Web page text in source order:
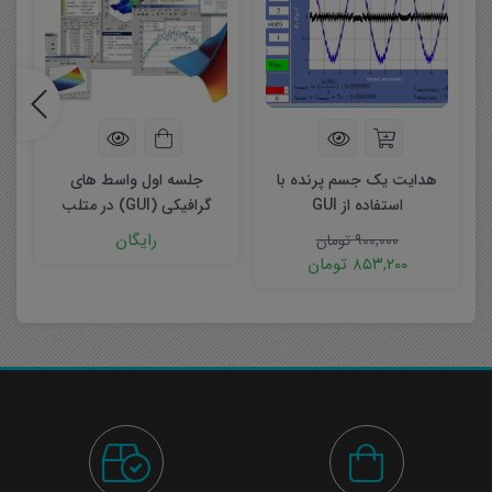
جلسه سوم: برازش منحنی(Curve Fitting) با روش
LS(Least Square) با استفاده از GUI
هدایت یک جسم پرنده با
استفاده از GUI
۹۰۰,۰۰۰تومان
۸۵۳,۲۰۰ تومان
جلسه اول واسط های
گرافیکی (GUI) در متلب
رایگان